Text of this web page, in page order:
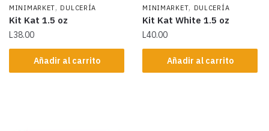
MINIMARKET, DULCERÍA
Kit Kat 1.5 oz
L38.00
Añadir al carrito
MINIMARKET, DULCERÍA
Kit Kat White 1.5 oz
L40.00
Añadir al carrito